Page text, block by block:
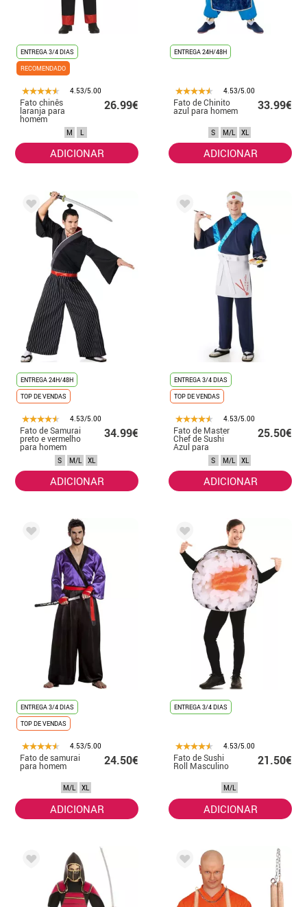
ENTREGA 3/4 DIAS
RECOMENDADO
4.53/5.00
Fato chinês
laranja para
homem
26.99€
M L
ADICIONAR
ENTREGA 24H/48H
4.53/5.00
Fato de Chinito
azul para homem 33.99€
S M/L XL
ADICIONAR
ENTREGA 24H/48H
TOP DE VENDAS
4.53/5.00
Fato de Samurai
preto e vermelho
para homem
34.99€
S M/L XL
ADICIONAR
ENTREGA 3/4 DIAS
TOP DE VENDAS
4.53/5.00
Fato de Master
Chef de Sushi
Azul para
Homem
25.50€
S M/L XL
ADICIONAR
ENTREGA 3/4 DIAS
TOP DE VENDAS
4.53/5.00
Fato de samurai
para homem 24.50€
M/L XL
ADICIONAR
ENTREGA 3/4 DIAS
4.53/5.00
Fato de Sushi
Roll Masculino 21.50€
M/L
ADICIONAR